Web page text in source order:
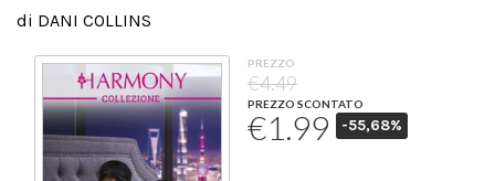
Calendario
di DANI COLLINS
PREZZO
€4.49
PREZZO SCONTATO
€1.99 -55,68%